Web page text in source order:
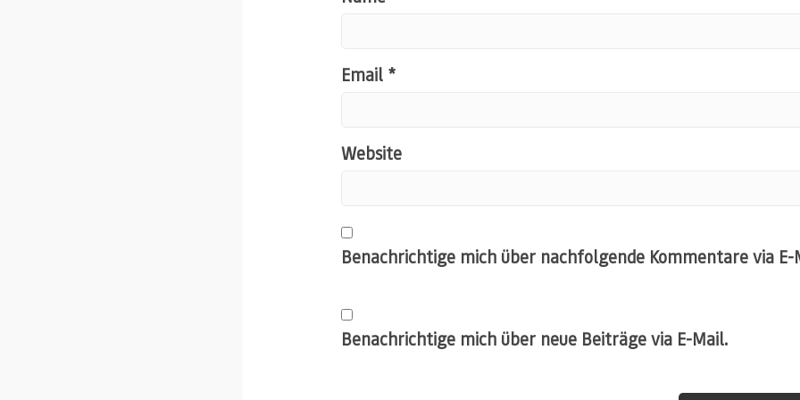
Email *
Website
Benachrichtige mich über nachfolgende Kommentare via E-
Benachrichtige mich über neue Beiträge via E-Mail.